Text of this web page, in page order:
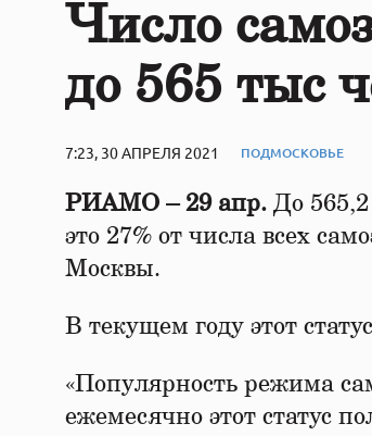
Число
до 565 тыс
7:23, 30 АПРЕЛЯ 2021 ПОДМОСКОВЬЕ
РИАМО – 29 апр. До 565,2
это 27% от числа всех
Москвы.
В текущем году этот
«Популярность режима
ежемесячно этот статус